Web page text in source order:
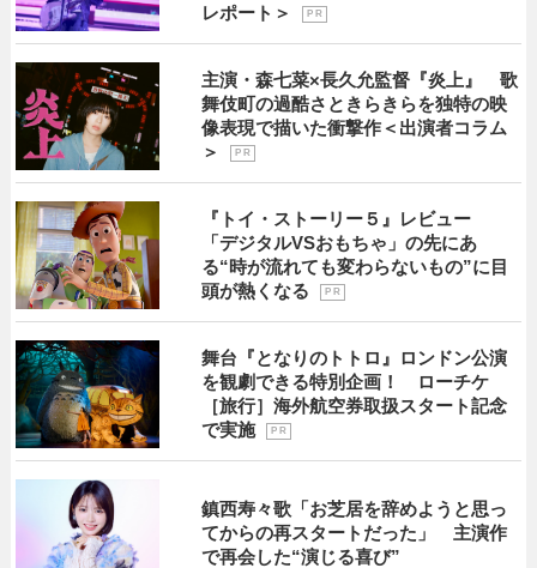
レポート＞
P R
主演・森七菜×長久允監督『炎上』 歌
舞伎町の過酷さときらきらを独特の映
像表現で描いた衝撃作＜出演者コラム
＞
P R
『トイ・ストーリー５』レビュー
「デジタルVSおもちゃ」の先にあ
る“時が流れても変わらないもの”に目
頭が熱くなる
P R
舞台『となりのトトロ』ロンドン公演
を観劇できる特別企画！ ローチケ
［旅行］海外航空券取扱スタート記念
で実施
P R
鎮西寿々歌「お芝居を辞めようと思っ
てからの再スタートだった」 主演作
で再会した“演じる喜び”